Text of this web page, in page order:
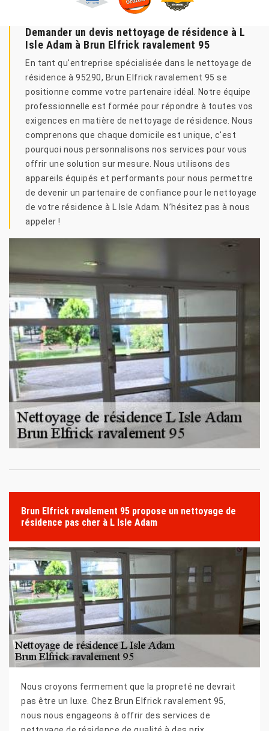
Demander un devis nettoyage de résidence à L
Isle Adam à Brun Elfrick ravalement 95
En tant qu'entreprise spécialisée dans le nettoyage de
résidence à 95290, Brun Elfrick ravalement 95 se
positionne comme votre partenaire idéal. Notre équipe
professionnelle est formée pour répondre à toutes vos
exigences en matière de nettoyage de résidence. Nous
comprenons que chaque domicile est unique, c'est
pourquoi nous personnalisons nos services pour vous
offrir une solution sur mesure. Nous utilisons des
appareils équipés et performants pour nous permettre
de devenir un partenaire de confiance pour le nettoyage
de votre résidence à L Isle Adam. N’hésitez pas à nous
appeler !
Brun Elfrick ravalement 95 propose un nettoyage de
résidence pas cher à L Isle Adam
Nous croyons fermement que la propreté ne devrait
pas être un luxe. Chez Brun Elfrick ravalement 95,
nous nous engageons à offrir des services de